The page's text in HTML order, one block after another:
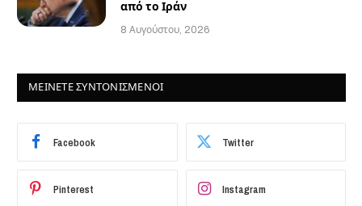
από το Ιράν
8 Αυγούστου, 2026
ΜΕΙΝΕΤΕ ΣΥΝΤΟΝΙΣΜΕΝΟΙ
Facebook Twitter
Pinterest Instagram